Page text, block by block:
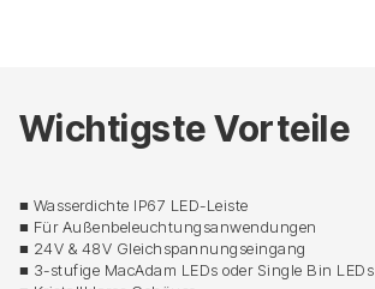
Wichtigste Vorteile
■ Wasserdichte IP67 LED-Leiste
■ Für Außenbeleuchtungsanwendungen
■ 24V & 48V Gleichspannungseingang
■ 3-stufige MacAdam LEDs oder Single Bin LEDs